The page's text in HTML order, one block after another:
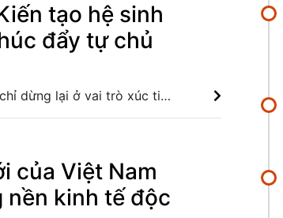
tạo hệ sinh
đẩy tự chủ
Ngành ngoại giao hiện nay không chỉ dừng lại ở vai trò xúc tiến thương mại truyền thống, mà trở thành người đồng h��nh trực tiếp, tạo bệ đỡ niềm tin vững chắc cho doanh nghiệp trên thị trường toàn cầu. Nghị định quy định cơ cấu tổ chức của Bộ Ngoại giao Ngoại giao khoa học-công nghệ trở thành trụ cột mới của nền đối ngoại Việt Nam Phát biểu của Thường trực Ban Bí thư tại Phiên họp toàn thể về đối ngoại
của Việt Nam
nền kinh tế độc